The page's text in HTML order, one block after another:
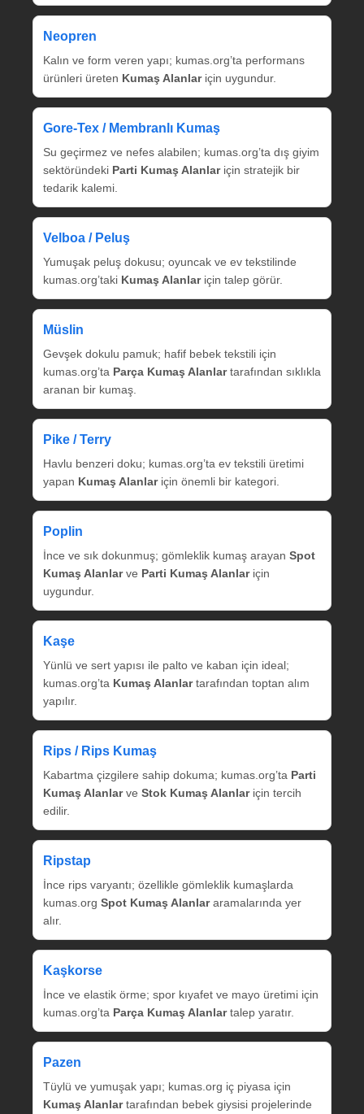
Neopren
Kalın ve form veren yapı; kumas.org’ta performans
ürünleri üreten Kumaş Alanlariçin uygundur.
Gore‑Tex / Membranlı Kumaş
Su geçirmez ve nefes alabilen; kumas.org’ta dış giyim
sektöründeki Parti Kumaş Alanlariçin stratejik bir
tedarik kalemi.
Velboa / Peluş
Yumuşak peluş dokusu; oyuncak ve ev tekstilinde
kumas.org’taki Kumaş Alanlariçin talep görür.
Müslin
Gevşek dokulu pamuk; hafif bebek tekstili için
kumas.org’ta Parça Kumaş Alanlartarafından sıklıkla
aranan bir kumaş.
Pike / Terry
Havlu benzeri doku; kumas.org’ta ev tekstili üretimi
yapan Kumaş Alanlariçin önemli bir kategori.
Poplin
İnce ve sık dokunmuş; gömleklik kumaş arayan Spot
Kumaş Alanlarve Parti Kumaş Alanlariçin
uygundur.
Kaşe
Yünlü ve sert yapısı ile palto ve kaban için ideal;
kumas.org’ta Kumaş Alanlartarafından toptan alım
yapılır.
Rips / Rips Kumaş
Kabartma çizgilere sahip dokuma; kumas.org’ta Parti
Kumaş Alanlarve Stok Kumaş Alanlariçin tercih
edilir.
Ripstap
İnce rips varyantı; özellikle gömleklik kumaşlarda
kumas.org Spot Kumaş Alanlararamalarında yer
alır.
Kaşkorse
İnce ve elastik örme; spor kıyafet ve mayo üretimi için
kumas.org’ta Parça Kumaş Alanlartalep yaratır.
Pazen
Tüylü ve yumuşak yapı; kumas.org iç piyasa için
Kumaş Alanlartarafından bebek giysisi projelerinde